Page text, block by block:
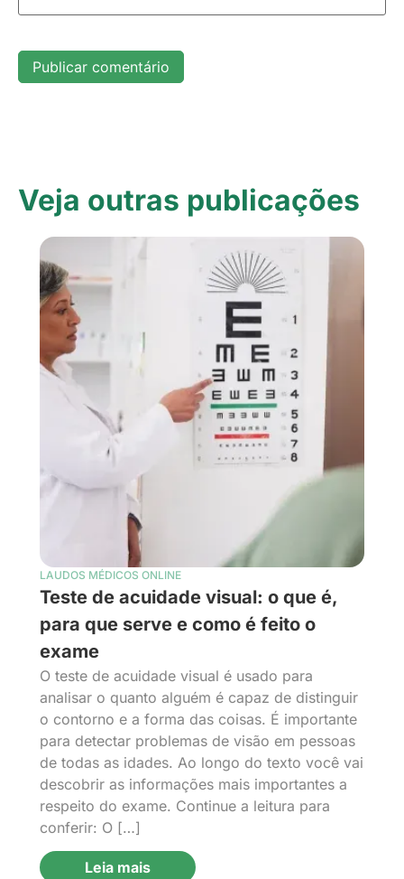
Veja outras publicações
LAUDOS MÉDICOS ONLINE
Teste de acuidade visual: o que é,
para que serve e como é feito o
exame
O teste de acuidade visual é usado para
analisar o quanto alguém é capaz de distinguir
o contorno e a forma das coisas. É importante
para detectar problemas de visão em pessoas
de todas as idades. Ao longo do texto você vai
descobrir as informações mais importantes a
respeito do exame. Continue a leitura para
conferir: O […]
Leia mais